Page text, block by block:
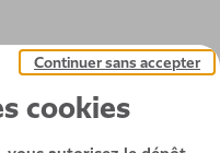
cookies
Continuer sans accepter